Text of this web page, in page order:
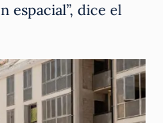
espacial”, dice el